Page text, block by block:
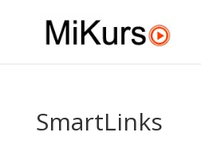
SmartLinks